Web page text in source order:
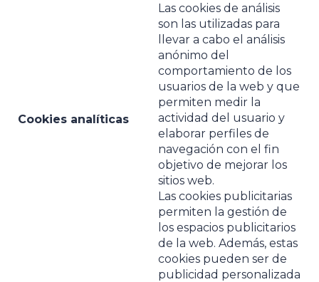
Cookies analíticas
Las cookies de análisis
son las utilizadas para
llevar a cabo el análisis
anónimo del
comportamiento de los
usuarios de la web y que
permiten medir la
actividad del usuario y
elaborar perfiles de
navegación con el fin
objetivo de mejorar los
sitios web.
Las cookies publicitarias
permiten la gestión de
los espacios publicitarios
de la web. Además, estas
cookies pueden ser de
publicidad personalizada